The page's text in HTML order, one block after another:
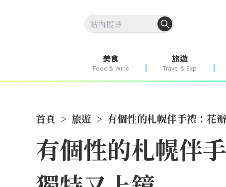
美食
Food & Wine
旅遊
Travel & Exp
首頁 > 旅遊 > 有個性的札幌伴手禮：花
有個性的札幌伴